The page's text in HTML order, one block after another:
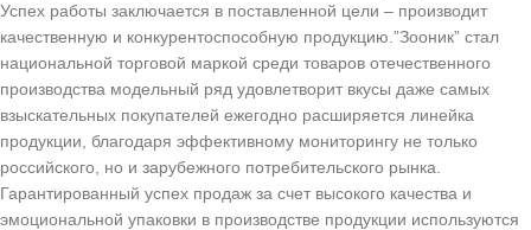
Успех работы заключается в поставленной цели – производит
качественную и конкурентоспособную продукцию.”Зооник” стал
национальной торговой маркой среди товаров отечественного
производства модельный ряд удовлетворит вкусы даже самых
взыскательных покупателей ежегодно расширяется линейка
продукции, благодаря эффективному мониторингу не только
российского, но и зарубежного потребительского рынка.
Гарантированный успех продаж за счет высокого качества и
эмоциональной упаковки в производстве продукции используются